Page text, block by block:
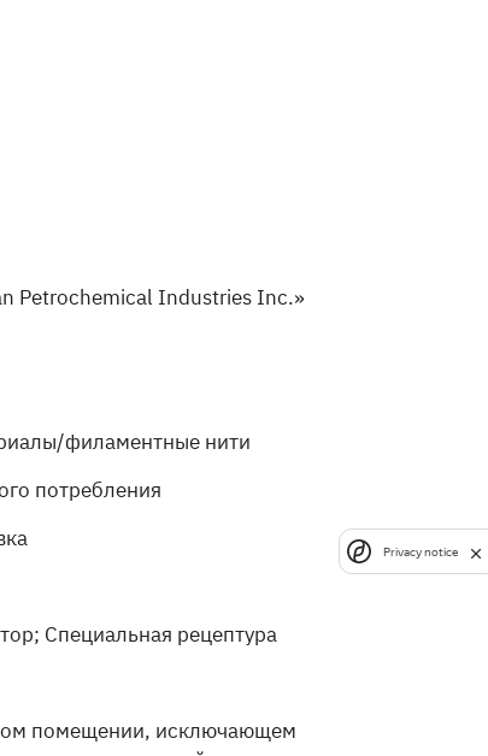
Petrochemical Industries Inc.»
филаментные нити
потребления
Специальная рецептура
помещении, исключающем
Privacy notice